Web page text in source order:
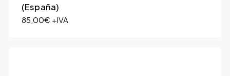
(España)
85,00€ +IVA